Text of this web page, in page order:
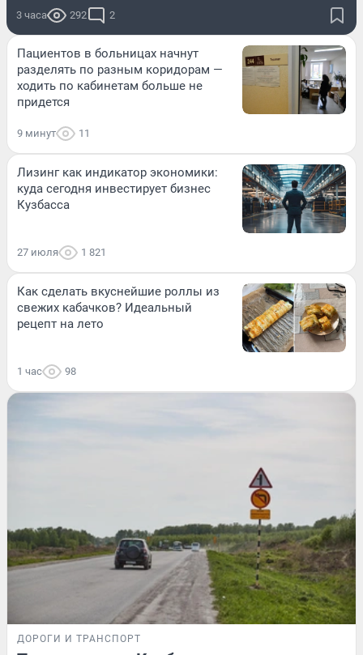
3 часа 292 2
Пациентов в больницах начнут
разделять по разным коридорам —
ходить по кабинетам больше не
придется
9 минут 11
Лизинг как индикатор экономики:
куда сегодня инвестирует бизнес
Кузбасса
27 июля 1 821
Как сделать вкуснейшие роллы из
свежих кабачков? Идеальный
рецепт на лето
1 час 98
ДОРОГИ И ТРАНСПОРТ